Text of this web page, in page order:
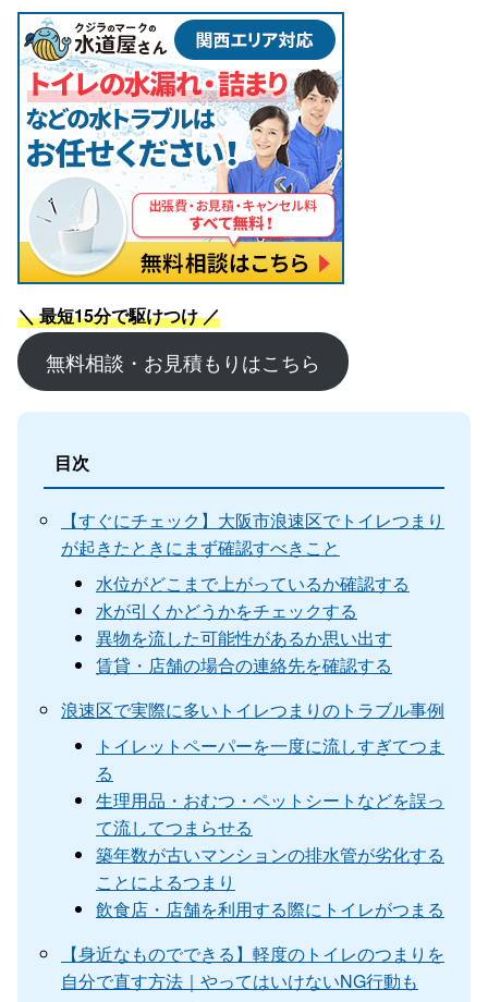
＼ 最短15分で駆けつけ ／
無料相談・お見積もりはこちら
目次
【すぐにチェック】大阪市浪速区でトイレつまり
が起きたときにまず確認すべきこと
水位がどこまで上がっているか確認する
水が引くかどうかをチェックする
異物を流した可能性があるか思い出す
賃貸・店舗の場合の連絡先を確認する
浪速区で実際に多いトイレつまりのトラブル事例
トイレットペーパーを一度に流しすぎてつま
る
生理用品・おむつ・ペットシートなどを誤っ
て流してつまらせる
築年数が古いマンションの排水管が劣化する
ことによるつまり
飲食店・店舗を利用する際にトイレがつまる
【身近なものでできる】軽度のトイレのつまりを
自分で直す方法｜やってはいけないNG行動も